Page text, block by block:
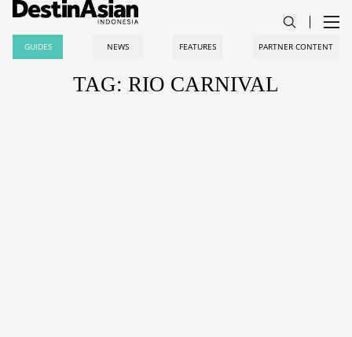
GUIDES NEWS FEATURES PARTNER CONTENT
TAG: RIO CARNIVAL